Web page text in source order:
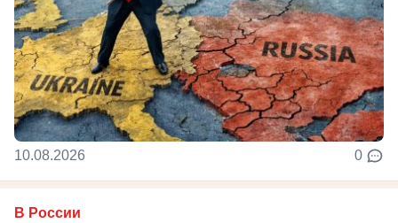
10.08.2026 0
В России